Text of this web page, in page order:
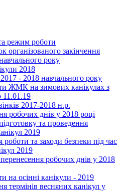
режим роботи
організованого закінчення
року
2018
- 2018 навчального року
ЖМК на зимових канікулах з
11.01.19
2017-2018 н.р.
робочих днів у 2018 році
та проведення
2019
роботи та заходи безпеки під час
2019
робочих днів у 2018
на осінні канікули - 2019
термінів весняних канікул у